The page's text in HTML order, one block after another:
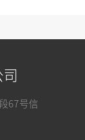
67号信